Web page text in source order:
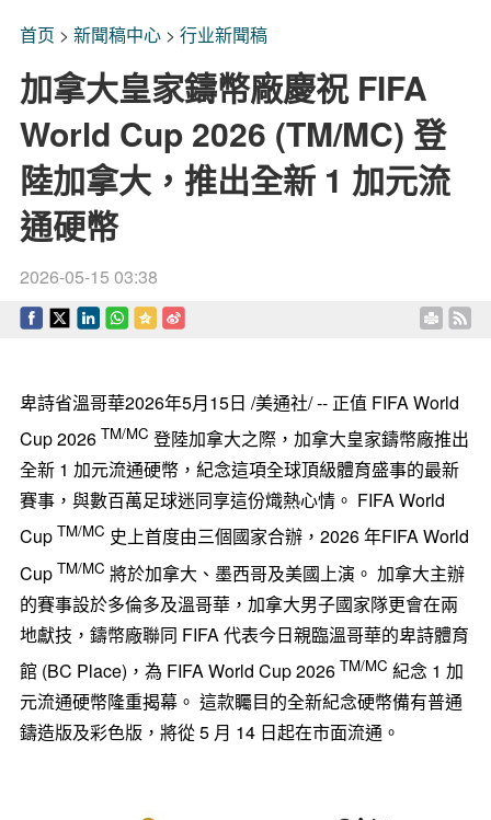
首页 > 新聞稿中心> 行业新聞稿
加拿大皇家鑄幣廠慶祝 FIFA
World Cup 2026 (TM/MC) 登
陸加拿大，推出全新 1 加元流
通硬幣
2026-05-15 03:38
卑詩省溫哥華2026年5月15日 /美通社/ -- 正值 FIFA World
Cup 2026 TM/MC 登陸加拿大之際，加拿大皇家鑄幣廠推出
全新 1 加元流通硬幣，紀念這項全球頂級體育盛事的最新
賽事，與數百萬足球迷同享這份熾熱心情。 FIFA World
Cup TM/MC 史上首度由三個國家合辦，2026 年FIFA World
Cup TM/MC 將於加拿大、墨西哥及美國上演。 加拿大主辦
的賽事設於多倫多及溫哥華，加拿大男子國家隊更會在兩
地獻技，鑄幣廠聯同 FIFA 代表今日親臨溫哥華的卑詩體育
館 (BC Place)，為 FIFA World Cup 2026 TM/MC 紀念 1 加
元流通硬幣隆重揭幕。 這款矚目的全新紀念硬幣備有普通
鑄造版及彩色版，將從 5 月 14 日起在市面流通。